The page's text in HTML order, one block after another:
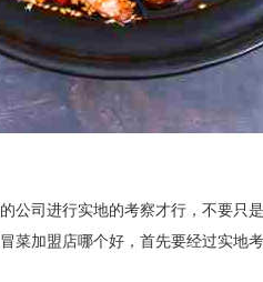
司进行实地的考察才行，不要只
菜加盟店哪个好，首先要经过实地考